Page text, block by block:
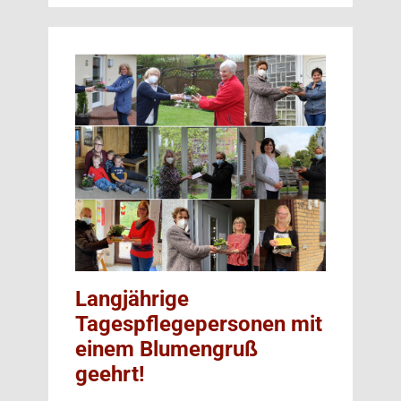
Langjährige
Tagespflegepersonen mit
einem Blumengruß
geehrt!